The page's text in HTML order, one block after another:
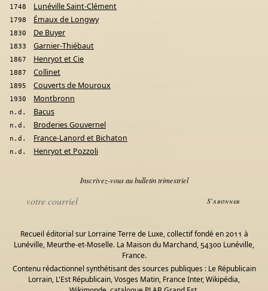
1748 Lunéville Saint-Clément
1798 Émaux de Longwy
1830 De Buyer
1833 Garnier-Thiébaut
1867 Henryot et Cie
1887 Collinet
1895 Couverts de Mouroux
1930 Montbronn
n.d. Bacus
n.d. Broderies Gouvernel
n.d. France-Lanord et Bichaton
n.d. Henryot et Pozzoli
Inscrivez-vous au bulletin trimestriel
S'abonner
Recueil éditorial sur Lorraine Terre de Luxe, collectif fondé en 2011 à
Lunéville, Meurthe-et-Moselle. La Maison du Marchand, 54300 Lunéville,
France.
Contenu rédactionnel synthétisant des sources publiques : Le Républicain
Lorrain, L'Est Républicain, Vosges Matin, France Inter, Wikipédia,